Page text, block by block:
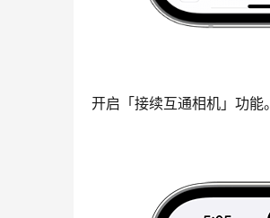
开启「接续互通相机」功能。